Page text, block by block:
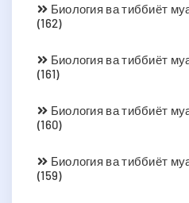
Биология ва тиббиёт
(162)
Биология ва тиббиёт
(161)
Биология ва тиббиёт
(160)
Биология ва тиббиёт
(159)